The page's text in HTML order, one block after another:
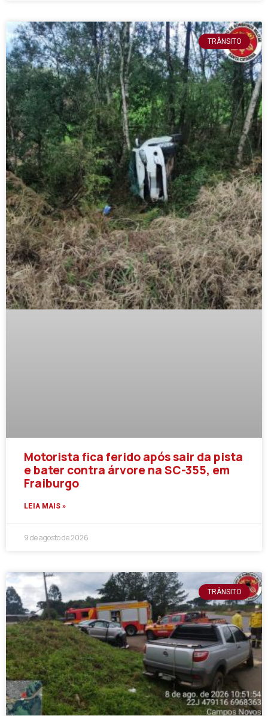
TRÂNSITO
Motorista fica ferido após sair da pista
e bater contra árvore na SC-355, em
Fraiburgo
LEIA MAIS »
9 de agosto de 2026
TRÂNSITO